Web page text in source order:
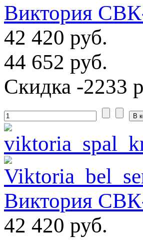
Виктория
42 420 руб.
44 652 руб.
Скидка -2233
Виктория
42 420 руб.